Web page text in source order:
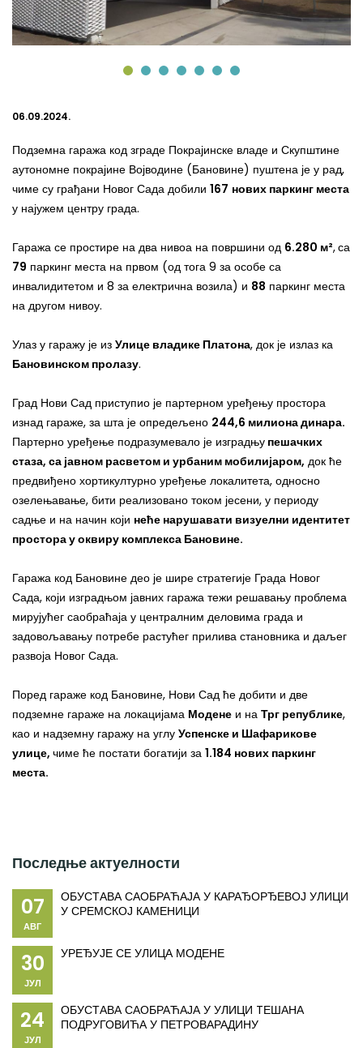
06.09.2024.
Подземна гаража код зграде Покрајинске владе и Скупштине
аутономне покрајине Војводине (Бановине) пуштена је у рад,
чиме су грађани Новог Сада добили 167 нових паркинг места
у најужем центру града.
Гаража се простире на два нивоа на површини од 6.280 м²,са
79 паркинг места на првом (од тога 9 за особе са
инвалидитетом и 8 за електрична возила) и 88 паркинг места
на другом нивоу.
Улаз у гаражу је из Улице владике Платона, док је излаз ка
Бановинском пролазу.
Град Нови Сад приступио је партерном уређењу простора
изнад гараже, за шта је опредељено 244,6 милиона динара.
Партерно уређење подразумевало је изградњу пешачких
стаза, са јавном расветом и урбаним мобилијаром, док ће
предвиђено хортикултурно уређење локалитета, односно
озелењавање, бити реализовано током јесени, у периоду
садње и на начин који неће нарушавати визуелни идентитет
простора у оквиру комплекса Бановине.
Гаража код Бановине део је шире стратегије Града Новог
Сада, који изградњом јавних гаража тежи решавању проблема
мирујућег саобраћаја у централним деловима града и
задовољавању потребе растућег прилива становника и даљег
развоја Новог Сада.
Поред гараже код Бановине, Нови Сад ће добити и две
подземне гараже на локацијама Модене и на Трг републике,
као и надземну гаражу на углу Успенске и Шафарикове
улице, чиме ће постати богатији за 1.184 нових паркинг
места.
Последње актуелности
07
АВГ
ОБУСТАВА САОБРАЋАЈА У КАРАЂОРЂЕВОЈ УЛИЦИ
У СРЕМСКОЈ КАМЕНИЦИ
30
ЈУЛ
УРЕЂУЈЕ СЕ УЛИЦА МОДЕНЕ
24
ЈУЛ
ОБУСТАВА САОБРАЋАЈА У УЛИЦИ TЕШАНА
ПОДРУГОВИЋА У ПЕТРОВАРАДИНУ